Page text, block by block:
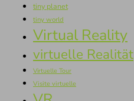
tiny planet
tiny world
Virtual Reality
virtuelle Realität
Virtuelle Tour
Visite virtuelle